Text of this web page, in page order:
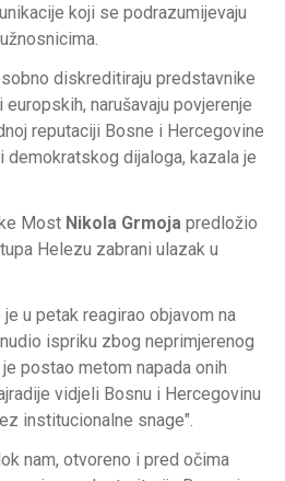
koji se podrazumijevaju
diskreditiraju predstavnike
narušavaju povjerenje
reputaciji Bosne i Hercegovine
dijaloga, kazala je
Most Nikola Grmoja predložio
Helezu zabrani ulazak u
u petak reagirao objavom na
ispriku zbog neprimjerenog
postao metom napada onih
vidjeli Bosnu i Hercegovinu
institucionalne snage".
nam, otvoreno i pred očima